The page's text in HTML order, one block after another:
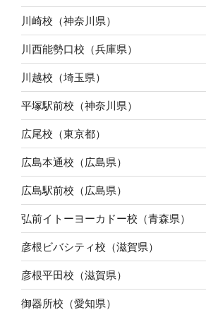
川崎校（神奈川県）
川西能勢口校（兵庫県）
川越校（埼玉県）
平塚駅前校（神奈川県）
広尾校（東京都）
広島本通校（広島県）
広島駅前校（広島県）
弘前イトーヨーカドー校（青森県）
彦根ビバシティ校（滋賀県）
彦根平田校（滋賀県）
御器所校（愛知県）